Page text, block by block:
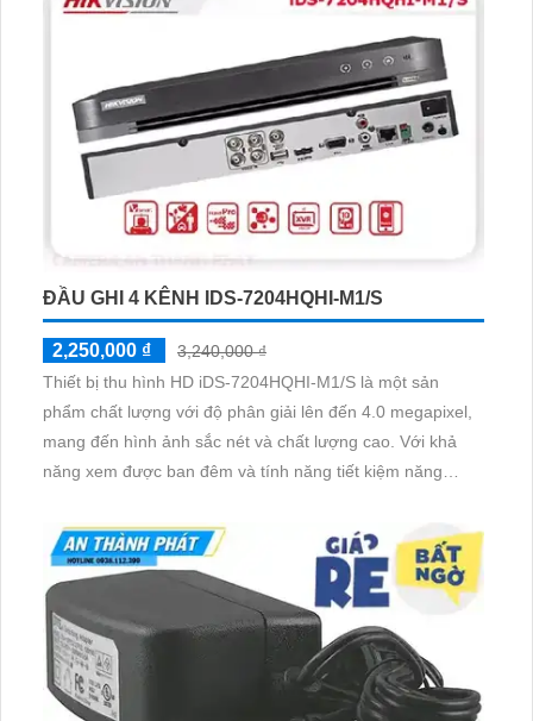
ĐẦU GHI 4 KÊNH IDS-7204HQHI-M1/S
2,250,000 ₫
3,240,000 ₫
Thiết bị thu hình HD iDS-7204HQHI-M1/S là một sản
phẩm chất lượng với độ phân giải lên đến 4.0 megapixel,
mang đến hình ảnh sắc nét và chất lượng cao. Với khả
năng xem được ban đêm và tính năng tiết kiệm năng
công nghệ AHD, CVI, TVI, BCS